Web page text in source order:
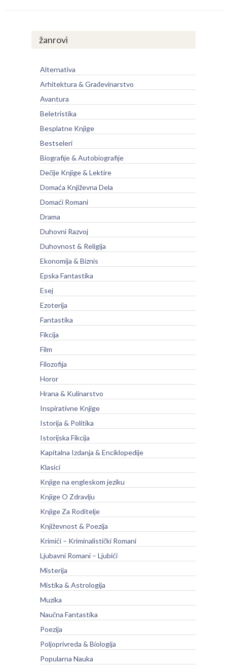
žanrovi
Alternativa
Arhitektura & Građevinarstvo
Avantura
Beletristika
Besplatne Knjige
Bestseleri
Biografije & Autobiografije
Dečije Knjige & Lektire
Domaća Književna Dela
Domaći Romani
Drama
Duhovni Razvoj
Duhovnost & Religija
Ekonomija & Biznis
Epska Fantastika
Esej
Ezoterija
Fantastika
Fikcija
Film
Filozofija
Horor
Hrana & Kulinarstvo
Inspirativne Knjige
Istorija & Politika
Istorijska Fikcija
Kapitalna Izdanja & Enciklopedije
Klasici
Knjige na engleskom jeziku
Knjige O Zdravlju
Knjige Za Roditelje
Književnost & Poezija
Krimići – Kriminalistički Romani
Ljubavni Romani – Ljubići
Misterija
Mistika & Astrologija
Muzika
Naučna Fantastika
Poezija
Poljoprivreda & Biologija
Popularna Nauka